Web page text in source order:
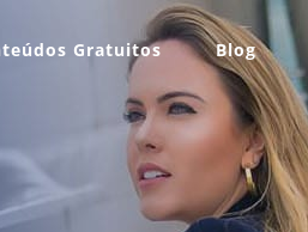
Gratuitos Blog